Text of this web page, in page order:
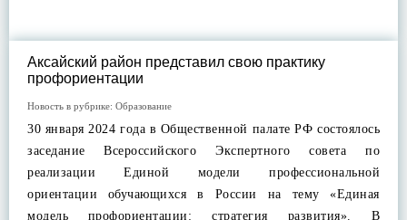
Аксайский район представил свою практику
профориентации
Новость в рубрике: Образование
30 января 2024 года в Общественной палате РФ состоялось
заседание Всероссийского Экспертного совета по
реализации Единой модели профессиональной
ориентации обучающихся в России на тему «Единая
модель профориентации: стратегия развития». В